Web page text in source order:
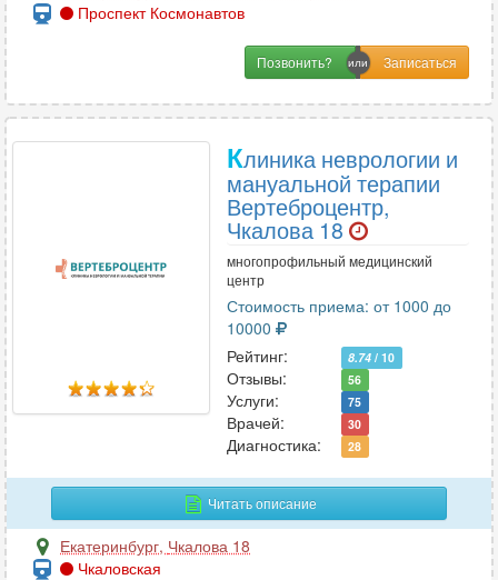
Т
76
Травматология-ортопедия 37
Трихология
УЗИ
Функциональная диагностика 23
Проспект Космонавтов
Позвонить?
Клиника неврологии и
мануальной терапии
Вертеброцентр,
Чкалова 18
многопрофильный медицинский
центр
Стоимость приема: от 1000 до
10000
Рейтинг:
8.74 / 10
Отзывы: 56
Услуги: 75
Врачей: 30
Диагностика: 28
Читать описание
Екатеринбург, Чкалова 18
Чкаловская